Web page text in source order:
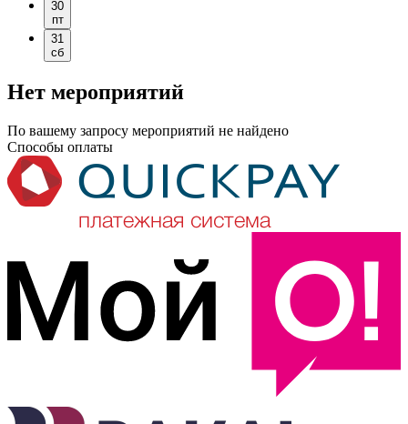
30
пт
31
сб
Нет мероприятий
По вашему запросу мероприятий не найдено
Способы оплаты